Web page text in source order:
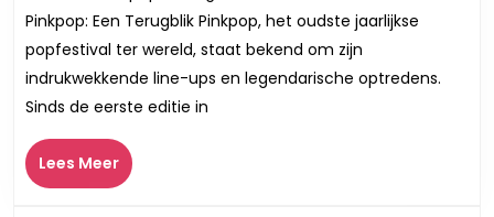
Iconische
Artiesten
van
Pinkpop:
Pinkpop: Een Terugblik Pinkpop, het oudste jaarlijkse
popfestival ter wereld, staat bekend om zijn
indrukwekkende line-ups en legendarische optredens.
Sinds de eerste editie in
Lees MeerLees
Meer